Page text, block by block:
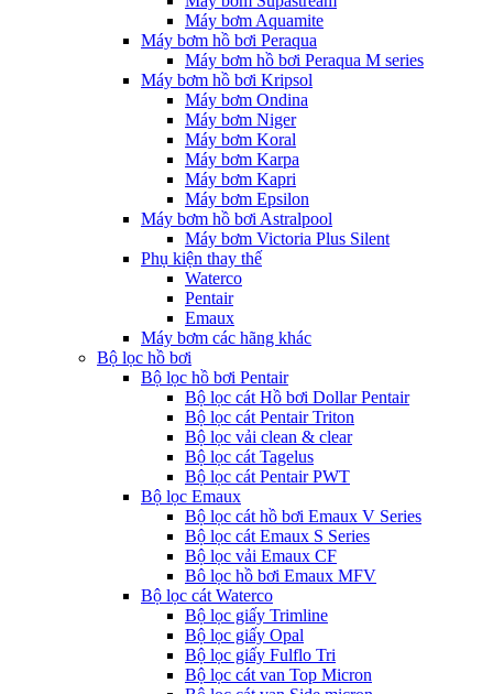
Máy bơm Aquamite
Máy bơm hồ bơi Peraqua
Máy bơm hồ bơi Peraqua M series
Máy bơm hồ bơi Kripsol
Máy bơm Ondina
Máy bơm Niger
Máy bơm Koral
Máy bơm Karpa
Máy bơm Kapri
Máy bơm Epsilon
Máy bơm hồ bơi Astralpool
Máy bơm Victoria Plus Silent
Phụ kiện thay thế
Waterco
Pentair
Emaux
Máy bơm các hãng khác
Bộ lọc hồ bơi
Bộ lọc hồ bơi Pentair
Bộ lọc cát Hồ bơi Dollar Pentair
Bộ lọc cát Pentair Triton
Bộ lọc vải clean & clear
Bộ lọc cát Tagelus
Bộ lọc cát Pentair PWT
Bộ lọc Emaux
Bộ lọc cát hồ bơi Emaux V Series
Bộ lọc cát Emaux S Series
Bộ lọc vải Emaux CF
Bô lọc hồ bơi Emaux MFV
Bộ lọc cát Waterco
Bộ lọc giấy Trimline
Bộ lọc giấy Opal
Bộ lọc giấy Fulflo Tri
Bộ lọc cát van Top Micron